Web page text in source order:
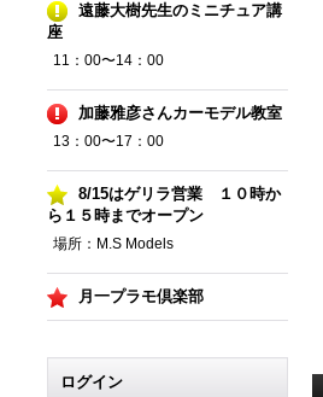
遠藤大樹先生のミニチュア講
座
11：00〜14：00
加藤雅彦さんカーモデル教室
13：00〜17：00
8/15はゲリラ営業 １０時か
ら１５時までオープン
場所：M.S Models
月一プラモ倶楽部
ログイン